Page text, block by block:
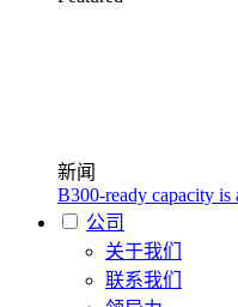
新闻
B300-ready capacity is
公司
关于我们
联系我们